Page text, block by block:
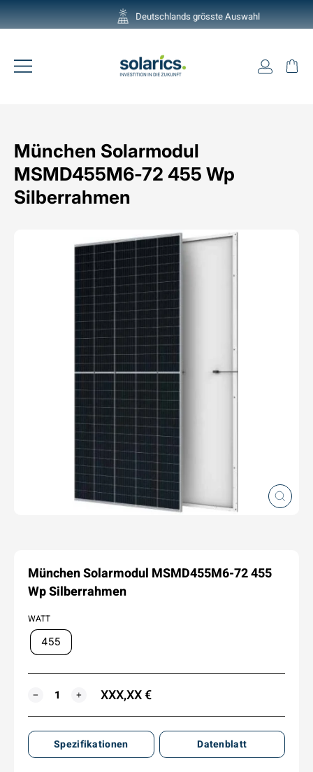
Direkt
zum
Pause
Deutschlands grösste Auswahl
Seitennavigation
München Solarmodul
MSMD455M6-72 455 Wp
Silberrahmen
München Solarmodul MSMD455M6-72 455
Wp Silberrahmen
WATT
455
MENGE
− + XXX,XX €
Spezifikationen Datenblatt